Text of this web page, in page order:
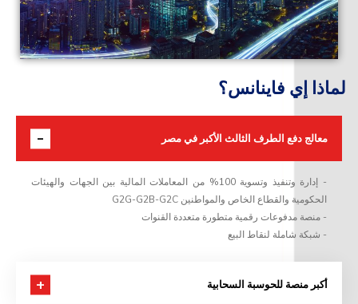
لماذا إي فاينانس؟
معالج دفع الطرف الثالث الأكبر في مصر
- إدارة وتنفيذ وتسوية 100% من المعاملات المالية بين الجهات والهيئات
الحكومية والقطاع الخاص والمواطنين G2G-G2B-G2C
- منصة مدفوعات رقمية متطورة متعددة القنوات
- شبكة شاملة لنقاط البيع
أكبر منصة للحوسبة السحابية